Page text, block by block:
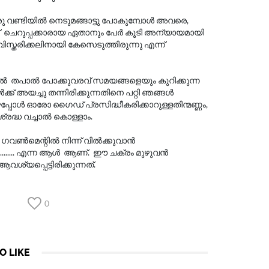
വണ്ടിയിൽ നെടുമങ്ങാട്ടു പോകുമ്പോൾ അവരെ,
ഏതാനും പേർ കൂടി അന്യായമായി
കേസെടുത്തിരുന്നു എന്ന്
തപാൽ പോക്കുവരവ് സമയങ്ങളെയും കുറിക്കുന്ന
തന്നിരിക്കുന്നതിനെ പറ്റി ഞങ്ങൾ
ഓരോ ഗൈഡ് പ്രസിദ്ധീകരിക്കാറുള്ളതിന്മണ്ണം,
വച്ചാൽ കൊള്ളാം.
നിന്ന് വിൽക്കുവാൻ
......... എന്ന ആൾ ആണ്. ഈ ചക്രം മുഴുവൻ
0
LIKE